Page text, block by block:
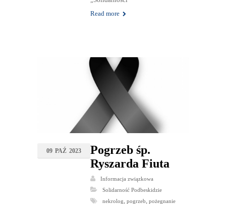
Read more
09 PAŹ 2023
Pogrzeb śp.
Ryszarda Fiuta
Informacja związkowa
Solidarność Podbeskidzie
nekrolog, pogrzeb, pożegnanie